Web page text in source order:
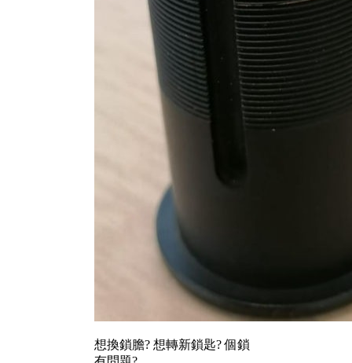
想換鎖膽? 想轉新鎖匙? 個鎖